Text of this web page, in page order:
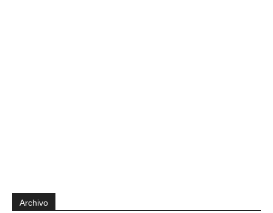
Archivo